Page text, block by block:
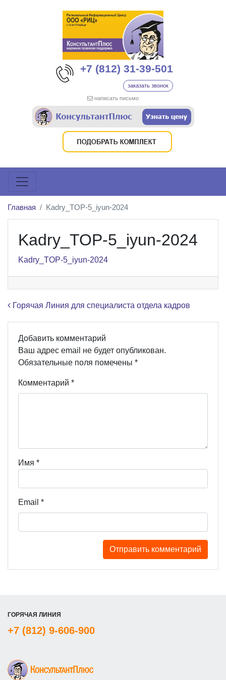
+7 (812) 31-39-501
заказать звонок
написать письмо
Главная Kadry_TOP-5_iyun-2024
Kadry_TOP-5_iyun-2024
Kadry_TOP-5_iyun-2024
Навигация по записям
Горячая Линия для специалиста отдела кадров
Добавить комментарий
Ваш адрес email не будет опубликован.
Обязательные поля помечены *
Комментарий *
Имя *
Email *
ГОРЯЧАЯ ЛИНИЯ
+7 (812) 9-606-900